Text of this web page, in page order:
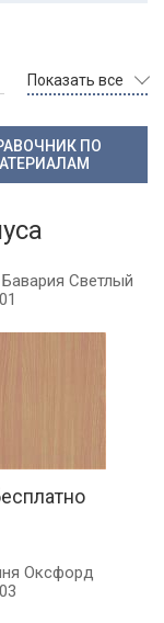
Показать все
ПО
Светлый
Оксфорд